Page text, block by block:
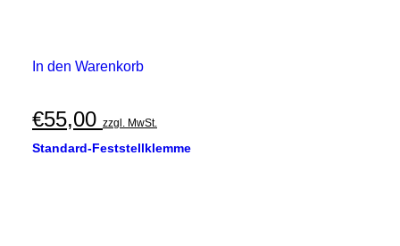
In den Warenkorb
€55,00 zzgl. MwSt.
Standard-Feststellklemme